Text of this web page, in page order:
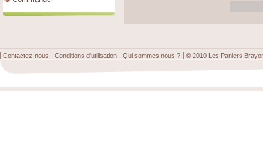
Contactez-nous Conditions d'utilisation Qui sommes nous ? © 2010 Les Paniers